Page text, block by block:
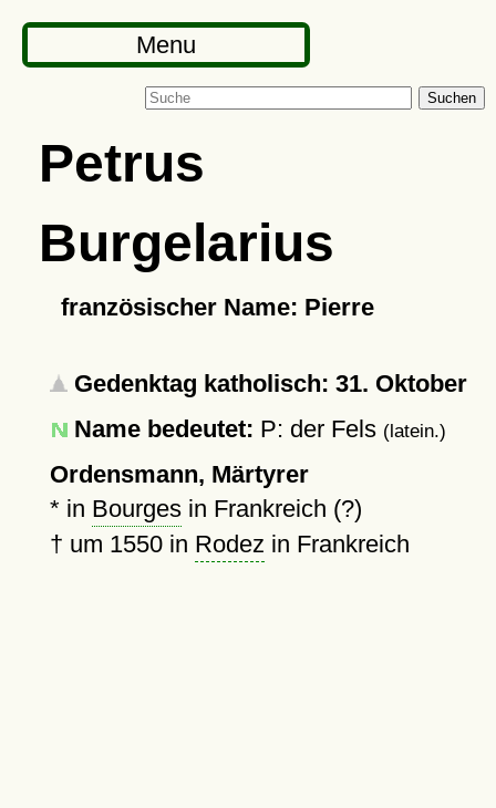
Menu
Suchen
Petrus
Burgelarius
französischer Name: Pierre
Gedenktag katholisch: 31. Oktober
Name bedeutet: P: der Fels (latein.)
Ordensmann, Märtyrer
* in Bourgesin Frankreich (?)
† um 1550in Rodez in Frankreich